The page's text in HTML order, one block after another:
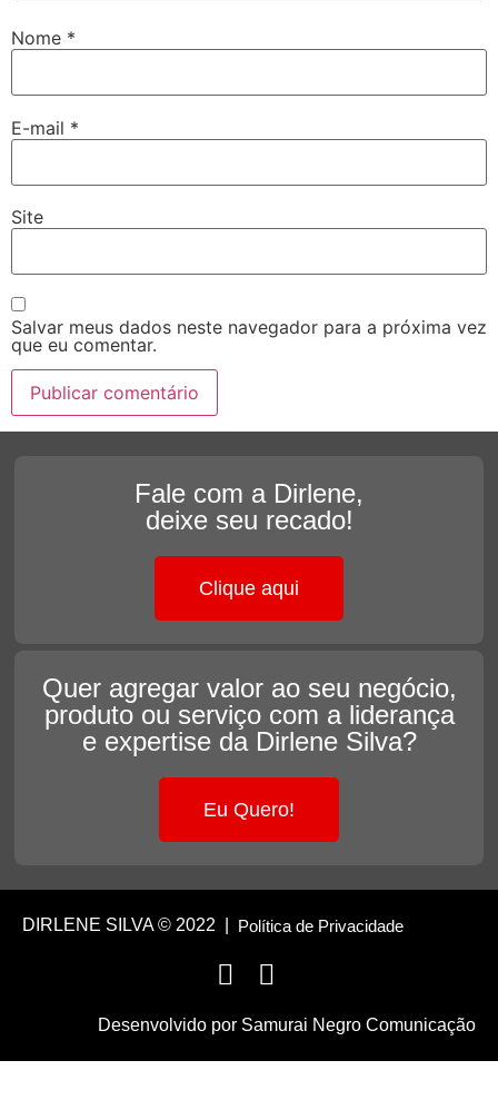
Nome *
E-mail *
Site
Salvar meus dados neste navegador para a próxima vez
que eu comentar.
Fale com a Dirlene,
deixe seu recado!
Clique aqui
Quer agregar valor ao seu negócio,
produto ou serviço com a liderança
e expertise da Dirlene Silva?
Eu Quero!
DIRLENE SILVA © 2022 | Política de Privacidade
Desenvolvido por Samurai Negro Comunicação